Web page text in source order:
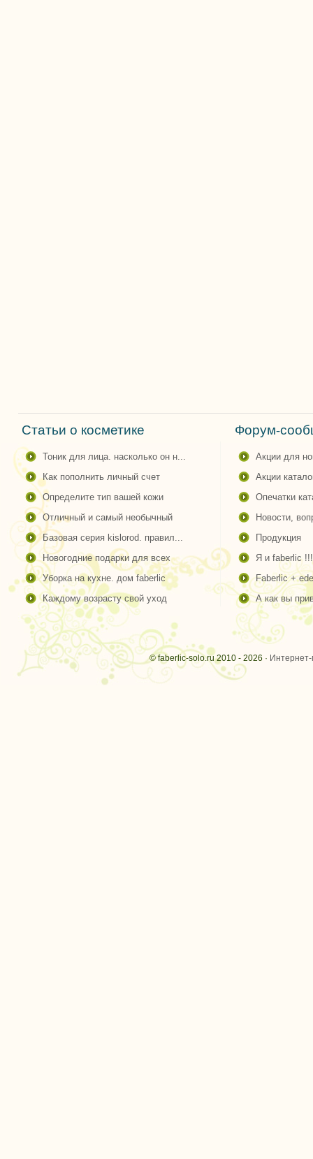
Статьи о косметике
тоник для лица. насколько он н...
как пополнить личный счет
определите тип вашей кожи
отличный и самый необычный
базовая серия kislorod. правил...
новогодние подарки для всех
уборка на кухне. дом faberlic
каждому возрасту свой уход
Форум-
акции для
акции
опечатки
новости,
продукция
я и faberlic !!!
faberlic +
а как вы
© faberlic-solo.ru 2010 - 2026 ·